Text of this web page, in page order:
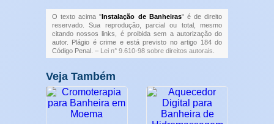
O texto acima "Instalação de Banheiras" é de direito
reservado. Sua reprodução, parcial ou total, mesmo
citando nossos links, é proibida sem a autorização do
autor. Plágio é crime e está previsto no artigo 184 do
Código Penal. – Lei n° 9.610-98 sobre direitos autorais
Veja Também